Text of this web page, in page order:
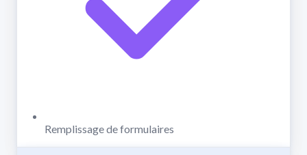
Remplissage de formulaires